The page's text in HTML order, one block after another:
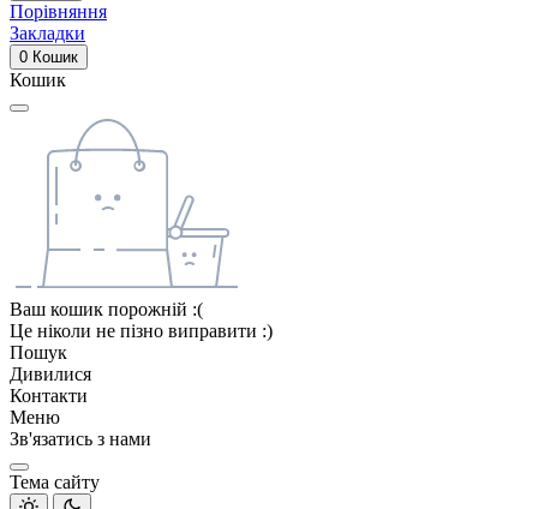
Порівняння
Закладки
0 Кошик
Кошик
Ваш кошик порожній :(
Це ніколи не пізно виправити :)
Пошук
Дивилися
Контакти
Меню
Зв'язатись з нами
Тема сайту